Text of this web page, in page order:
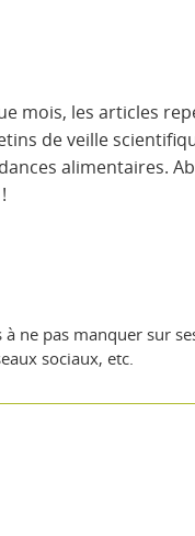
mois, les articles
de veille
alimentaires.
ne pas manquer sur
sociaux, etc.